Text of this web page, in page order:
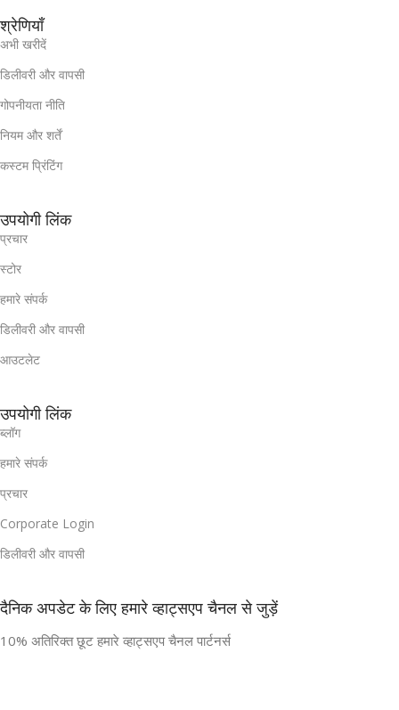
श्रेणियाँ
अभी खरीदें
डिलीवरी और वापसी
गोपनीयता नीति
नियम और शर्तें
कस्टम प्रिंटिंग
उपयोगी लिंक
प्रचार
स्टोर
हमारे संपर्क
डिलीवरी और वापसी
आउटलेट
उपयोगी लिंक
ब्लॉग
हमारे संपर्क
प्रचार
Corporate Login
डिलीवरी और वापसी
दैनिक अपडेट के लिए हमारे व्हाट्सएप चैनल से जुड़ें
10% अतिरिक्त छूट हमारे व्हाट्सएप चैनल पार्टनर्स